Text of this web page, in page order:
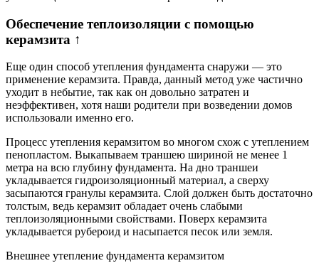
Обеспечение теплоизоляции с помощью
керамзита ↑
Еще один способ утепления фундамента снаружи — это
применение керамзита. Правда, данный метод уже частично
уходит в небытие, так как он довольно затратен и
неэффективен, хотя наши родители при возведении домов
использовали именно его.
Процесс утепления керамзитом во многом схож с утеплением
пенопластом. Выкапываем траншею шириной не менее 1
метра на всю глубину фундамента. На дно траншеи
укладывается гидроизоляционный материал, а сверху
засыпаются гранулы керамзита. Слой должен быть достаточно
толстым, ведь керамзит обладает очень слабыми
теплоизоляционными свойствами. Поверх керамзита
укладывается рубероид и насыпается песок или земля.
Внешнее утепление фундамента керамзитом